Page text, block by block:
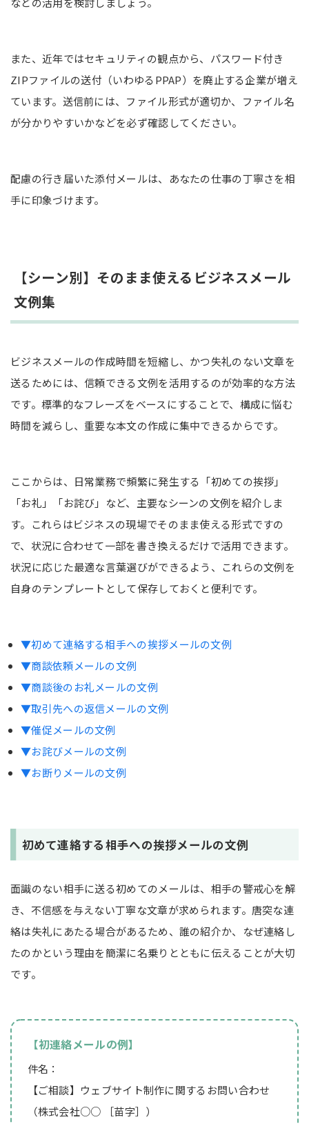
また、近年ではセキュリティの観点から、パスワード付き
ZIPファイルの送付（いわゆるPPAP）を廃止する企業が増え
ています。送信前には、ファイル形式が適切か、ファイル名
が分かりやすいかなどを必ず確認してください。
配慮の行き届いた添付メールは、あなたの仕事の丁寧さを相
手に印象づけます。
【シーン別】そのまま使えるビジネスメール
文例集
ビジネスメールの作成時間を短縮し、かつ失礼のない文章を
送るためには、信頼できる文例を活用するのが効率的な方法
です。標準的なフレーズをベースにすることで、構成に悩む
時間を減らし、重要な本文の作成に集中できるからです。
ここからは、日常業務で頻繁に発生する「初めての挨拶」
「お礼」「お詫び」など、主要なシーンの文例を紹介しま
す。これらはビジネスの現場でそのまま使える形式ですの
で、状況に合わせて一部を書き換えるだけで活用できます。
状況に応じた最適な言葉選びができるよう、これらの文例を
自身のテンプレートとして保存しておくと便利です。
▼初めて連絡する相手への挨拶メールの文例
▼商談依頼メールの文例
▼商談後のお礼メールの文例
▼取引先への返信メールの文例
▼催促メールの文例
▼お詫びメールの文例
▼お断りメールの文例
初めて連絡する相手への挨拶メールの文例
面識のない相手に送る初めてのメールは、相手の警戒心を解
き、不信感を与えない丁寧な文章が求められます。唐突な連
絡は失礼にあたる場合があるため、誰の紹介か、なぜ連絡し
たのかという理由を簡潔に名乗りとともに伝えることが大切
です。
【初連絡メールの例】
件名：
【ご相談】ウェブサイト制作に関するお問い合わせ
（株式会社○○ ［苗字］）